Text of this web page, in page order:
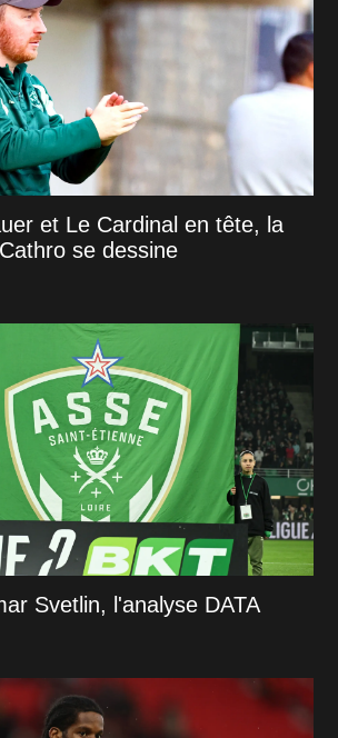
et Le Cardinal en tête, la
se dessine
Svetlin, l'analyse DATA